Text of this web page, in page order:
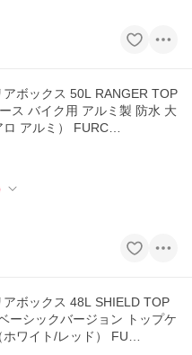
ボックス 50L RANGER TOP
ス バイク用 アルミ製 防水 大
アルミ） FURC…
アボックス 48L SHIELD TOP
ーシックバージョン トップケ
ワイト/レッド） FU…